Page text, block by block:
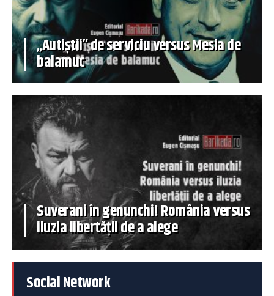
„Autiștii” de serviciu versus Mesia de
balamuc
Suverani în genunchi! România versus
iluzia libertății de a alege
Social Network